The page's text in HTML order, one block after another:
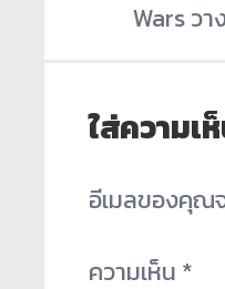
Wars ว
ใส่ความเ
อีเมลของคุณ
ความเห็น *